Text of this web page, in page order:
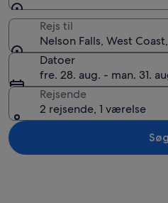
Rejs til
Nelson Falls, West
Datoer
fre. 28. aug. - man. 31.
Rejsende
2 rejsende, 1 værelse
Søg